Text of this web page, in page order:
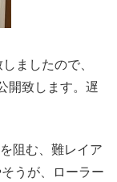
ましたので、
開致します。遅
阻む、難レイア
うが、ローラー